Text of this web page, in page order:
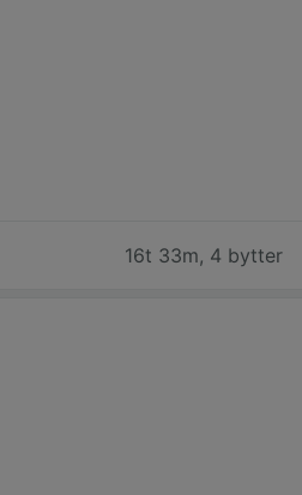
16t 33m, 4 bytter